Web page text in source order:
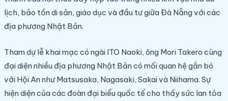
lịch, bảo tồn di sản, giáo dục và đầu tư giữa Đà Nẵng với các
địa phương Nhật Bản.
Tham dự lễ khai mạc có ngài ITO Naoki, ông Mori Takero cùng
đại diện nhiều địa phương Nhật Bản có mối quan hệ gắn bó
với Hội An như Matsusaka, Nagasaki, Sakai và Niihama. Sự
hiện diện của các đoàn đại biểu quốc tế cho thấy sức lan tỏa